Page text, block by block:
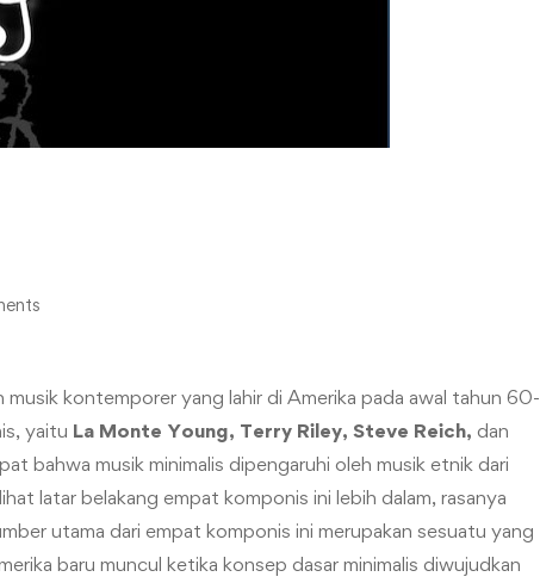
musik kontemporer yang lahir di Amerika pada awal tahun 60-
yaitu La Monte Young, Terry Riley, Steve Reich, dan
bahwa musik minimalis dipengaruhi oleh musik etnik dari
latar belakang empat komponis ini lebih dalam, rasanya
utama dari empat komponis ini merupakan sesuatu yang
baru muncul ketika konsep dasar minimalis diwujudkan